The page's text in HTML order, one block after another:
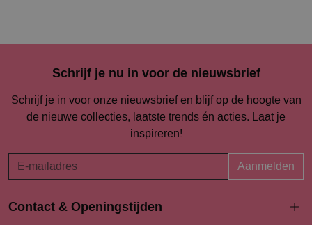
Schrijf je nu in voor de nieuwsbrief
Schrijf je in voor onze nieuwsbrief en blijf op de hoogte van
de nieuwe collecties, laatste trends én acties. Laat je
inspireren!
Aanmelden
Contact & Openingstijden